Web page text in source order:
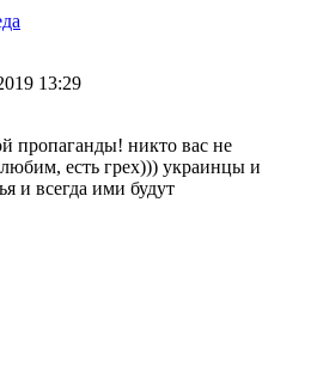
13:29
пропаганды! никто вас не
есть грех))) украинцы и
и всегда ими будут